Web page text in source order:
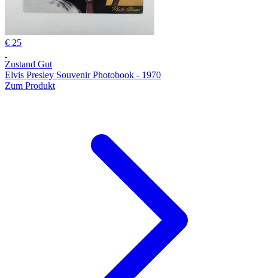
€ 25
Zustand Gut
Elvis Presley Souvenir Photobook - 1970
Zum Produkt